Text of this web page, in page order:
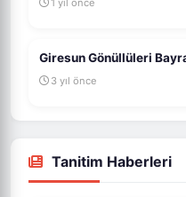
1 yıl önce
Giresun Gönüllüleri
3 yıl önce
Tanitim Haberleri